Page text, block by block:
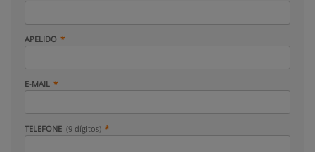
APELIDO
E-MAIL
TELEFONE (9 dígitos)